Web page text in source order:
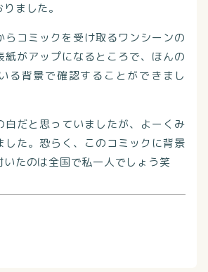
ました。
らコミックを受け取るワンシーンの
紙がアップになるところで、ほんの
る背景で確認することができまし
白だと思っていましたが、よーくみ
した。恐らく、このコミックに背景
たのは全国で私一人でしょう笑